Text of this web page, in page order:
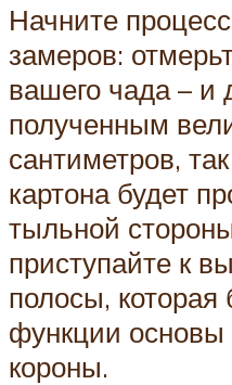
Начните
замеров:
вашего чада – и
полученным
сантиметров,
картона будет
тыльной
приступайте к
полосы, которая
функции
короны.